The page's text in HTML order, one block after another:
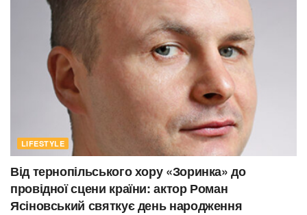
LIFESTYLE
Від тернопільського хору «Зоринка» до
провідної сцени країни: актор Роман
Ясіновський святкує день народження